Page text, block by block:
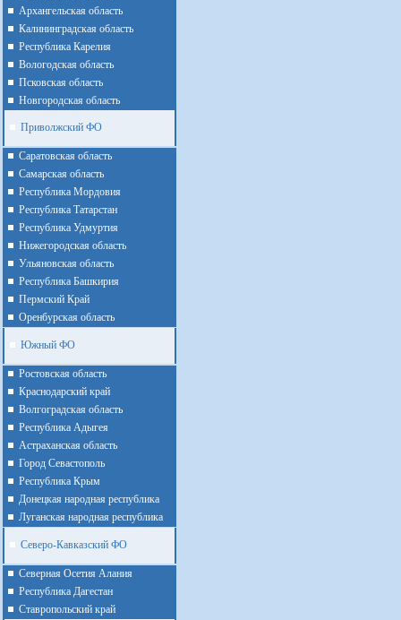
Архангельская область
Калининградская область
Республика Карелия
Вологодская область
Псковская область
Новгородская область
Приволжский ФО
Cаратовская область
Cамарская область
Республика Мордовия
Республика Татарстан
Республика Удмуртия
Нижегородская область
Ульяновская область
Республика Башкирия
Пермский Край
Оренбурская область
Южный ФО
Ростовская область
Краснодарский край
Волгоградская область
Республика Адыгея
Астраханская область
Город Севастополь
Республика Крым
Донецкая народная республика
Луганская народная республика
Северо-Кавказский ФО
Северная Осетия Алания
Республика Дагестан
Ставропольский край